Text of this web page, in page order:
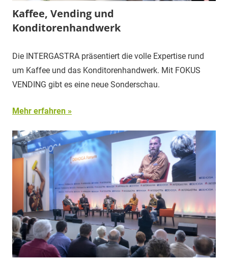
Kaffee, Vending und
Konditorenhandwerk
Die INTERGASTRA präsentiert die volle Expertise rund
um Kaffee und das Konditorenhandwerk. Mit FOKUS
VENDING gibt es eine neue Sonderschau.
Mehr erfahren